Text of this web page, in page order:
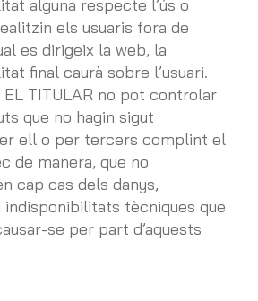
alguna respecte l’ús o
els usuaris fora de
es dirigeix la web, la
final caurà sobre l’usuari.
TITULAR no pot controlar
que no hagin sigut
ell o per tercers complint el
de manera, que no
cap cas dels danys,
tècniques que
se per part d’aquests